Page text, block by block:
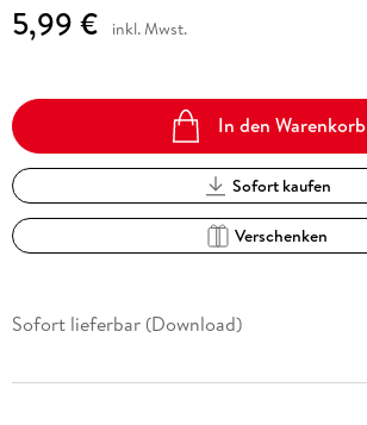
5,99 € inkl. Mwst.
In den Warenkorb
Sofort kaufen
Verschenken
Sofort lieferbar (Download)